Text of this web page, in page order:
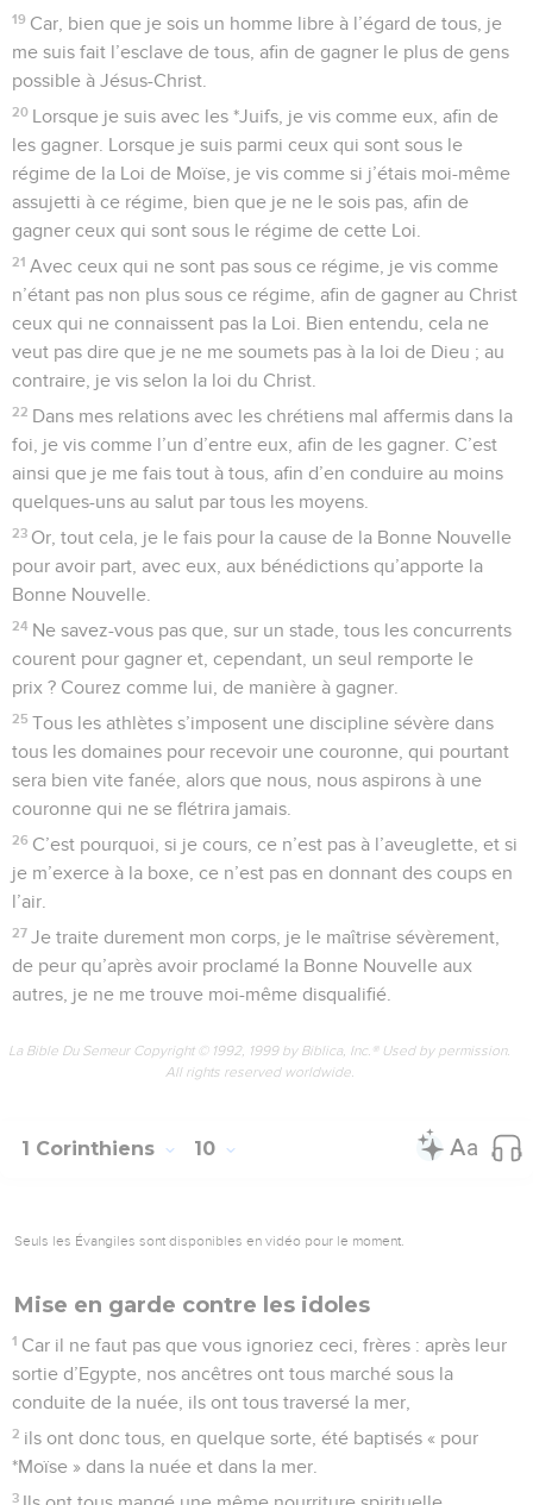
19 Car, bien que je sois un homme libre à l’égard de tous, je
me suis fait l’esclave de tous, afin de gagner le plus de gens
possible à Jésus-Christ.
20 Lorsque je suis avec les *Juifs, je vis comme eux, afin de
les gagner. Lorsque je suis parmi ceux qui sont sous le
régime de la Loi de Moïse, je vis comme si j’étais moi-même
assujetti à ce régime, bien que je ne le sois pas, afin de
gagner ceux qui sont sous le régime de cette Loi.
21 Avec ceux qui ne sont pas sous ce régime, je vis comme
n’étant pas non plus sous ce régime, afin de gagner au Christ
ceux qui ne connaissent pas la Loi. Bien entendu, cela ne
veut pas dire que je ne me soumets pas à la loi de Dieu ; au
contraire, je vis selon la loi du Christ.
22 Dans mes relations avec les chrétiens mal affermis dans la
foi, je vis comme l’un d’entre eux, afin de les gagner. C’est
ainsi que je me fais tout à tous, afin d’en conduire au moins
quelques-uns au salut par tous les moyens.
23 Or, tout cela, je le fais pour la cause de la Bonne Nouvelle
pour avoir part, avec eux, aux bénédictions qu’apporte la
Bonne Nouvelle.
24 Ne savez-vous pas que, sur un stade, tous les concurrents
courent pour gagner et, cependant, un seul remporte le
prix ? Courez comme lui, de manière à gagner.
25 Tous les athlètes s’imposent une discipline sévère dans
tous les domaines pour recevoir une couronne, qui pourtant
sera bien vite fanée, alors que nous, nous aspirons à une
couronne qui ne se flétrira jamais.
26 C’est pourquoi, si je cours, ce n’est pas à l’aveuglette, et si
je m’exerce à la boxe, ce n’est pas en donnant des coups en
l’air.
27 Je traite durement mon corps, je le maîtrise sévèrement,
de peur qu’après avoir proclamé la Bonne Nouvelle aux
autres, je ne me trouve moi-même disqualifié.
La Bible Du Semeur Copyright © 1992, 1999 by Biblica, Inc.® Used by permission.
All rights reserved worldwide.
1 Corinthiens 10
Seuls les Évangiles sont disponibles en vidéo pour le moment.
Mise en garde contre les idoles
1 Car il ne faut pas que vous ignoriez ceci, frères : après leur
sortie d’Egypte, nos ancêtres ont tous marché sous la
conduite de la nuée, ils ont tous traversé la mer,
2 ils ont donc tous, en quelque sorte, été baptisés « pour
*Moïse » dans la nuée et dans la mer.
3